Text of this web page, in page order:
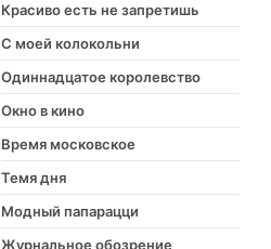
Красиво есть не запретишь
С моей колокольни
Одиннадцатое королевство
Окно в кино
Время московское
Темя дня
Модный папарацци
Журнальное обозрение